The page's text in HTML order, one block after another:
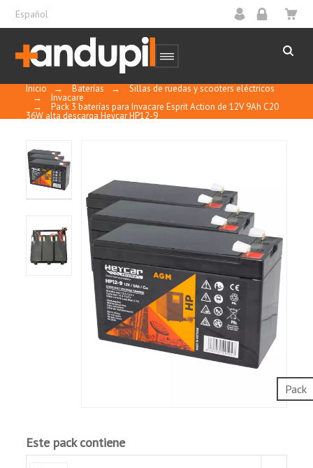
Español
Inicio → Baterías → Sillas de ruedas y scooters eléctricos
→ Invacare
→ Pack 3 baterías para Invacare Esprit Action de 12V 9Ah C20
36W alta descarga Heycar HP12-9
Pack
Este pack contiene
Sin mantenimiento, sin necesidad de añadir
agua.
Sellada y regulada por válvula.
A prueba de derrames y fugas.
Alta densidad de energía.
Se pueden instalar en posición vertical u
horizontal.
Buen rendimiento en uso cíclico y
estacionario.
Larga vida útil, de 10 a 12 años a 25ºC de
temperatura ambiente.
Robusta y resistente.
Resistentes a profundas descargas.
Aplicaciones: